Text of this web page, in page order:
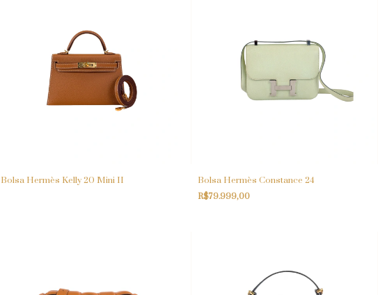
Bolsa Hermès Kelly 20 Mini II Bolsa Hermès Constance 24
R$79.999,00